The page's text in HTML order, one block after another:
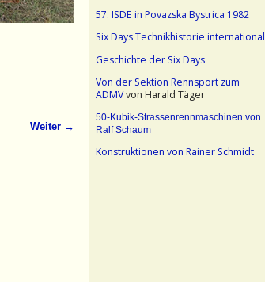
Weiter →
57. ISDE in Povazska Bystrica 1982
Six Days Technikhistorie international
Geschichte der Six Days
Von der Sektion Rennsport zum
ADMVvon Harald Täger
50-Kubik-Strassenrennmaschinen von
Ralf Schaum
Konstruktionen von Rainer Schmidt